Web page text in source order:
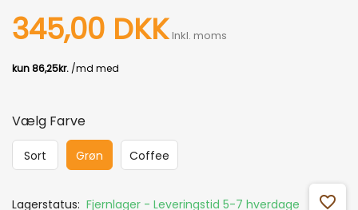
345,00 DKK Inkl. moms
Vælg Farve
Sort Grøn Coffee
Lagerstatus: Fjernlager - Leveringstid 5-7 hverdage favorite_outline